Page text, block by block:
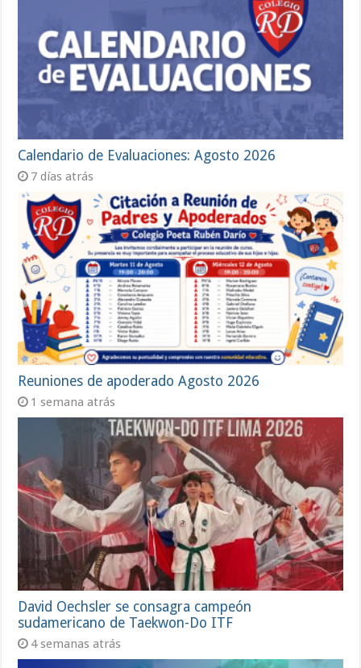
Calendario de Evaluaciones: Agosto 2026
7 días atrás
Reuniones de apoderado Agosto 2026
1 semana atrás
David Oechsler se consagra campeón
sudamericano de Taekwon-Do ITF
4 semanas atrás